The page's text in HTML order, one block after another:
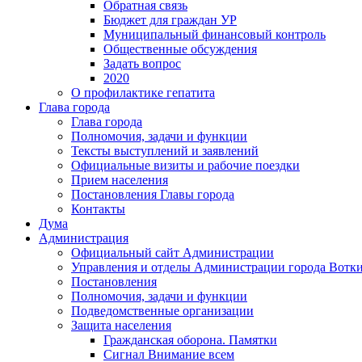
Обратная связь
Бюджет для граждан УР
Муниципальный финансовый контроль
Общественные обсуждения
Задать вопрос
2020
О профилактике гепатита
Глава города
Глава города
Полномочия, задачи и функции
Тексты выступлений и заявлений
Официальные визиты и рабочие поездки
Прием населения
Постановления Главы города
Контакты
Дума
Администрация
Официальный сайт Администрации
Управления и отделы Администрации города
Постановления
Полномочия, задачи и функции
Подведомственные организации
Защита населения
Гражданская оборона. Памятки
Сигнал Внимание всем